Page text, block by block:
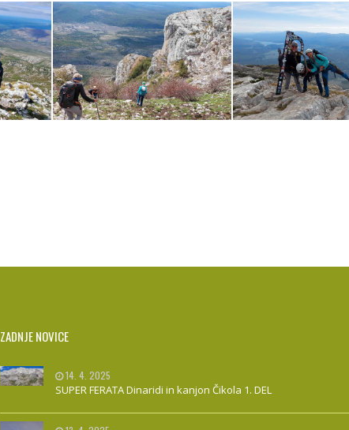
ZADNJE NOVICE
14. 4. 2025
SUPER FERATA Dinaridi in kanjon Čikola 1. DEL